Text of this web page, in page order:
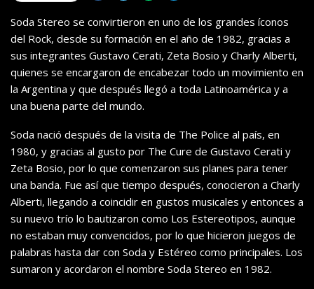
Soda Stereo se convirtieron en uno de los grandes íconos
del Rock, desde su formación en el año de 1982, gracias a
sus integrantes Gustavo Cerati, Zeta Bosio y Charly Alberti,
quienes se encargaron de encabezar todo un movimiento en
la Argentina y que después llegó a toda Latinoamérica y a
una buena parte del mundo.
Soda nació después de la visita de The Police al país, en
1980, y gracias al gusto por The Cure de Gustavo Cerati y
Zeta Bosio, por lo que comenzaron sus planes para tener
una banda. Fue así que tiempo después, conocieron a Charly
Alberti, llegando a coincidir en gustos musicales y entonces a
su nuevo trío lo bautizaron como Los Estereotipos, aunque
no estaban muy convencidos, por lo que hicieron juegos de
palabras hasta dar con Soda y Estéreo como principales. Los
sumaron y acordaron el nombre Soda Stereo en 1982.